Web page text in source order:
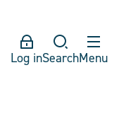
Log inSearchMenu